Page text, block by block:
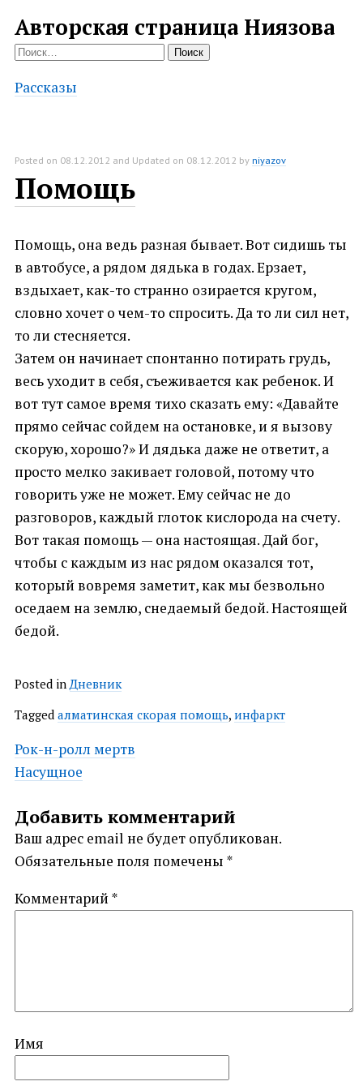
Авторская страница Ниязова
Найти:
Рассказы
Posted on 08.12.2012 and Updated on 08.12.2012 byniyazov
Помощь
Помощь, она ведь разная бывает. Вот сидишь ты
в автобусе, а рядом дядька в годах. Ерзает,
вздыхает, как-то странно озирается кругом,
словно хочет о чем-то спросить. Да то ли сил нет,
то ли стесняется.
Затем он начинает спонтанно потирать грудь,
весь уходит в себя, съеживается как ребенок. И
вот тут самое время тихо сказать ему: «Давайте
прямо сейчас сойдем на остановке, и я вызову
скорую, хорошо?» И дядька даже не ответит, а
просто мелко закивает головой, потому что
говорить уже не может. Ему сейчас не до
разговоров, каждый глоток кислорода на счету.
Вот такая помощь — она настоящая. Дай бог,
чтобы с каждым из нас рядом оказался тот,
который вовремя заметит, как мы безвольно
оседаем на землю, снедаемый бедой. Настоящей
бедой.
Posted in Дневник
Tagged алматинская скорая помощь, инфаркт
Post
navigation
Рок-н-ролл мертв
Насущное
Добавить комментарий
Ваш адрес email не будет опубликован.
Обязательные поля помечены *
Комментарий *
Имя